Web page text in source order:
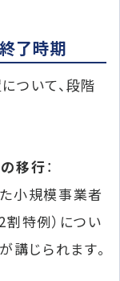
了時期
ついて、段階
移行：
小規模事業者
特例）につい
が講じられます。